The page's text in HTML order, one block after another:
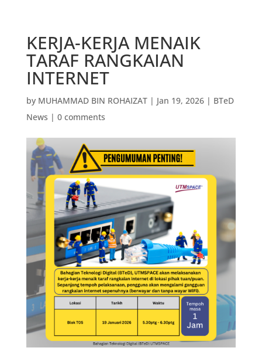
KERJA-KERJA MENAIK
TARAF RANGKAIAN
INTERNET
by MUHAMMAD BIN ROHAIZAT| Jan 19, 2026| BTeD
News | 0 comments